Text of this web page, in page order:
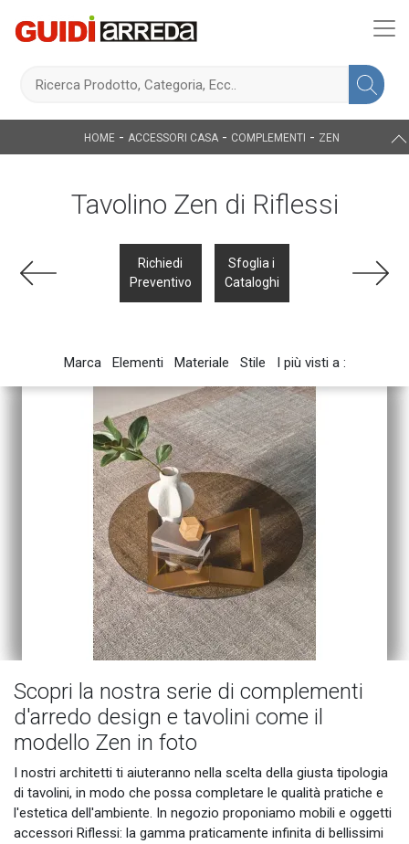
HOME- ACCESSORI CASA- COMPLEMENTI - ZEN
Tavolino Zen di Riflessi
Richiedi
Preventivo
Sfoglia i
Cataloghi
Marca Elementi Materiale Stile I più visti a :
Scopri la nostra serie di complementi
d'arredo design e tavolini come il
modello Zen in foto
I nostri architetti ti aiuteranno nella scelta della giusta tipologia
di tavolini, in modo che possa completare le qualità pratiche e
l'estetica dell'ambiente. In negozio proponiamo mobili e oggetti
accessori Riflessi: la gamma praticamente infinita di bellissimi